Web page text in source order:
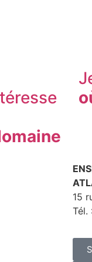
15
Tél. :